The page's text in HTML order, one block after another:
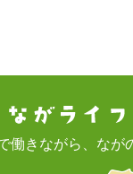
働きながら、なが